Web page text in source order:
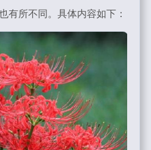
有所不同。具体内容如下：